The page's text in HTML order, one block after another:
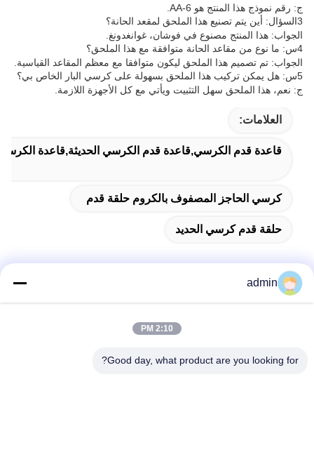
ج: رقم نموذج هذا المنتج هو AA-6.
3السؤال: أين يتم تصنيع هذا الملحق لمقعد الحانة؟
الجواب: هذا المنتج مصنوع في فوشان، غوانغدونغ.
4س: ما نوع من مقاعد الحانة متوافقة مع هذا الملحق؟
الجواب: تم تصميم هذا الملحق ليكون متوافقا مع معظم المقاعد القياسية.
5س: هل يمكن تركيب هذا الملحق بسهولة على كرسي البار الخاص بي؟
ج: نعم، هذا الملحق سهل التثبيت ويأتي مع كل الأجهزة اللازمة.
العلامات:
قاعدة قدم الكرسي,قاعدة قدم الكرسي الحديثة,قاعدة الكرسي
كرسي الحاجز المصفوف بالكروم حلقة قدم
حلقة قدم كرسي الحديد
admin
2:10 PM
Good day, what product are you looking for?